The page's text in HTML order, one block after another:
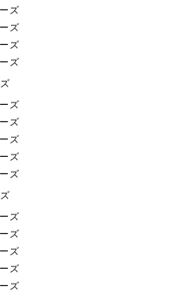
ズ
ズ
ズ
ズ
ズ
ズ
ズ
ズ
ズ
ズ
ズ
ズ
ズ
ズ